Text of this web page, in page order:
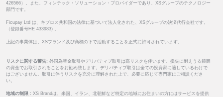
426566）。また、フィンテック・ソリューション・プロバイダーであり、XSグループのテクノロジー
部門です。
Ficupay Ltd は、キプロス共和国の法律に基づいて法人化された、XSグループの決済代行会社です。
（登録番号HE 433983) 。
上記の事業体は、XSブランド及び商標の下で活動することを正式に許可されています。
リスクに関する警告: 外国為替金取引やデリバティブ取引は高リスクを伴います。損失に耐えうる範囲
の資金でお取引されることをお勧め致します。デリバティブ取引は全ての投資家に適しているわけで
はございません。取引に伴うリスクを充分に理解された上で、必要に応じて専門家にご相談くださ
い。
地域の制限 : XS Brandは、米国、イラン、北朝鮮など特定の地域にお住まいの方にはサービスを提供